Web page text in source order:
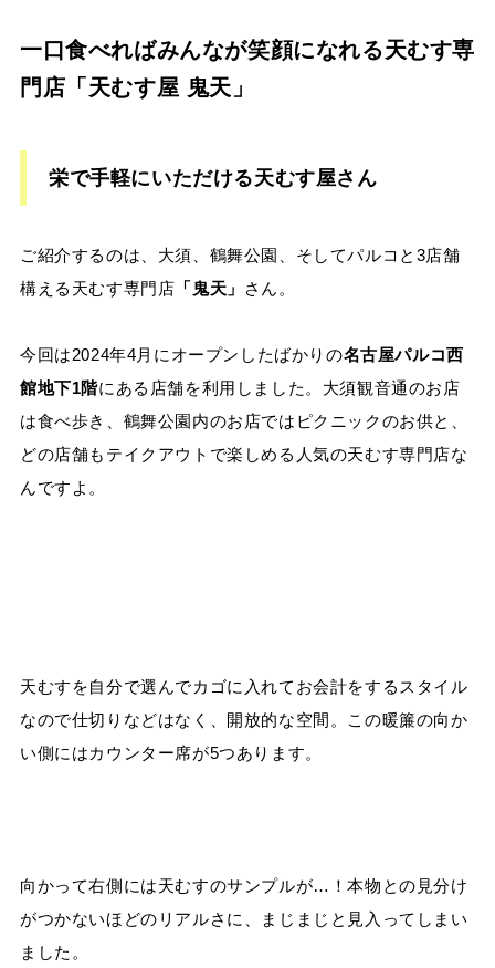
一口食べればみんなが笑顔になれる天むす専
門店「天むす屋 鬼天」
栄で手軽にいただける天むす屋さん
ご紹介するのは、大須、鶴舞公園、そしてパルコと3店舗
構える天むす専門店 「鬼天」 さん。
今回は2024年4月にオープンしたばかりの名古屋パルコ西
館地下1階にある店舗を利用しました。大須観音通のお店
は食べ歩き、鶴舞公園内のお店ではピクニックのお供と、
どの店舗もテイクアウトで楽しめる人気の天むす専門店な
んですよ。
天むすを自分で選んでカゴに入れてお会計をするスタイル
なので仕切りなどはなく、開放的な空間。この暖簾の向か
い側にはカウンター席が5つあります。
向かって右側には天むすのサンプルが…！本物との見分け
がつかないほどのリアルさに、まじまじと見入ってしまい
ました。